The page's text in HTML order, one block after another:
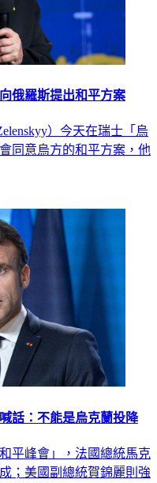
俄羅斯提出和平方案
）今天在瑞士「烏
同意烏方的和平方案，他
話：不能是烏克蘭投降
平峰會」，法國總統馬克
；美國副總統賀錦麗則強